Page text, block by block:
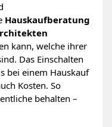
Hauskaufberatung
kann, welche ihrer
Das Einschalten
bei einem Hauskauf
Kosten. So
behalten –